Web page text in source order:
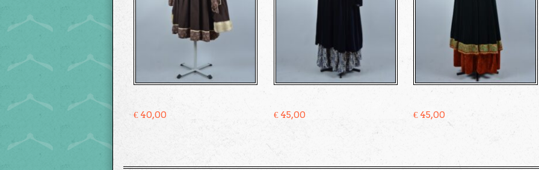
€ 40,00 €45,00 € 45,00